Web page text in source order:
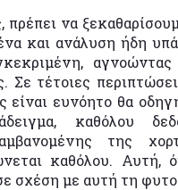
πρέπει να
και ανάλυση ήδη
Σε τέτοιες
είναι ευνόητο θα
καθόλου
της
καθόλου.
σχέση με αυτή τη